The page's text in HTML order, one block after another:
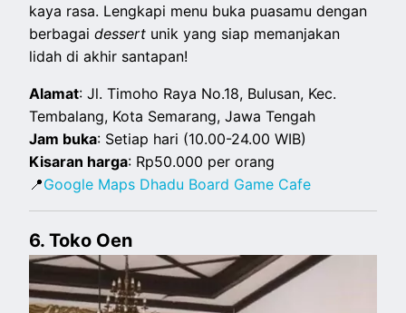
kaya rasa. Lengkapi menu buka puasamu dengan
berbagaidessert unik yang siap memanjakan
lidah di akhir santapan!
Alamat: Jl. Timoho Raya No.18, Bulusan, Kec.
Tembalang, Kota Semarang, Jawa Tengah
Jam buka: Setiap hari (10.00-24.00 WIB)
Kisaran harga: Rp50.000 per orang
📍Google Maps Dhadu Board Game Cafe
6. Toko Oen